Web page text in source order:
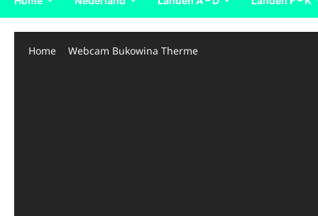
Home Webcam Bukowina Therme